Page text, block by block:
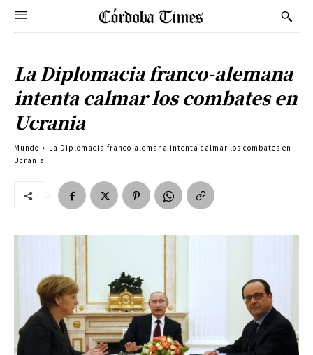
La Diplomacia franco-alemana
intenta calmar los combates en
Ucrania
Mundo
La Diplomacia franco-alemana intenta calmar los combates en
Ucrania